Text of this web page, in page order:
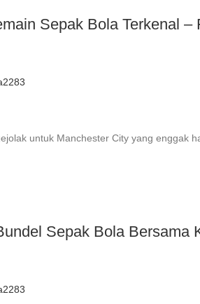
Sepak Bola Terkenal –
untuk Manchester City yang enggak
Sepak Bola Bersama